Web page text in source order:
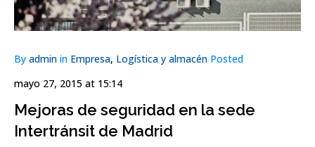
By admin in Empresa, Logística y almacén Posted
mayo 27, 2015 at 15:14
Mejoras de seguridad en la sede
Intertránsit de Madrid